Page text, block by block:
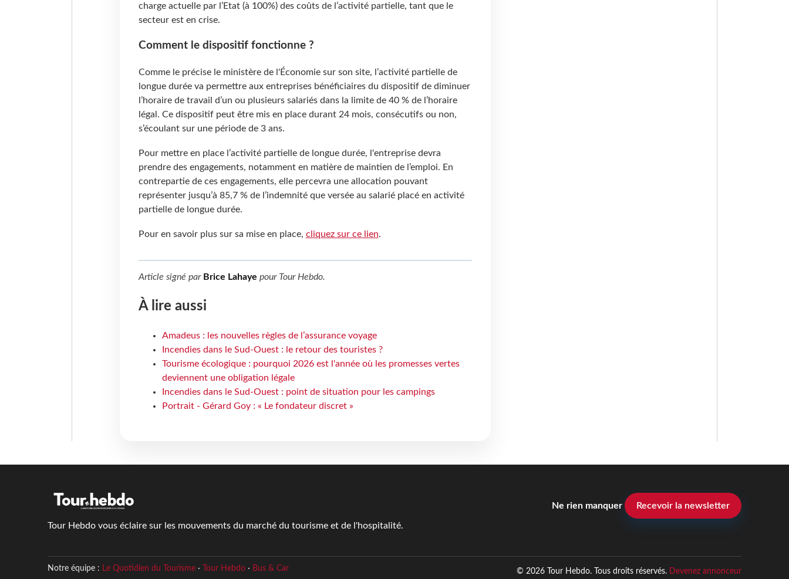
charge actuelle par l’Etat (à 100%) des coûts de l’activité partielle, tant que le
secteur est en crise.
Comment le dispositif fonctionne ?
Comme le précise le ministère de l'Économie sur son site, l’activité partielle de
longue durée va permettre aux entreprises bénéficiaires du dispositif de diminuer
l’horaire de travail d’un ou plusieurs salariés dans la limite de 40 % de l’horaire
légal. Ce dispositif peut être mis en place durant 24 mois, consécutifs ou non,
s’écoulant sur une période de 3 ans.
Pour mettre en place l’activité partielle de longue durée, l'entreprise devra
prendre des engagements, notamment en matière de maintien de l’emploi. En
contrepartie de ces engagements, elle percevra une allocation pouvant
représenter jusqu’à 85,7 % de l’indemnité que versée au salarié placé en activité
partielle de longue durée.
Pour en savoir plus sur sa mise en place, cliquez sur ce lien.
Article signé par Brice Lahaye pour Tour Hebdo.
À lire aussi
Amadeus : les nouvelles règles de l’assurance voyage
Incendies dans le Sud-Ouest : le retour des touristes ?
Tourisme écologique : pourquoi 2026 est l'année où les promesses vertes
deviennent une obligation légale
Incendies dans le Sud-Ouest : point de situation pour les campings
Portrait - Gérard Goy : « Le fondateur discret »
Tour Hebdo vous éclaire sur les mouvements du marché du tourisme et de l'hospitalité.
Ne rien manquer Recevoir la newsletter
Notre équipe : Le Quotidien du Tourisme· Tour Hebdo· Bus & Car © 2026 Tour Hebdo. Tous droits réservés. Devenez annonceur